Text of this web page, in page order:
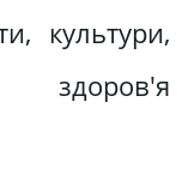
культури,
здоров'я